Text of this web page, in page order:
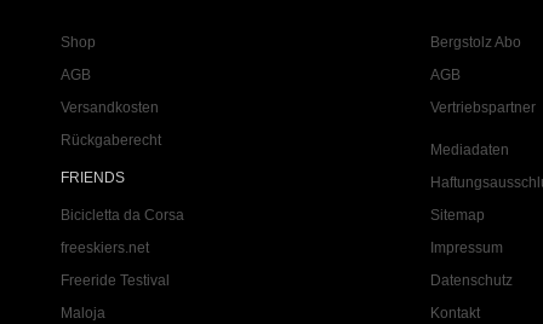
Shop
AGB
Versandkosten
Rückgaberecht
FRIENDS
Bicicletta da Corsa
freeskiers.net
Freeride Testival
Maloja
Bergstolz Abo
AGB
Vertriebspartner
Mediadaten
Sitemap
Impressum
Datenschutz
Kontakt